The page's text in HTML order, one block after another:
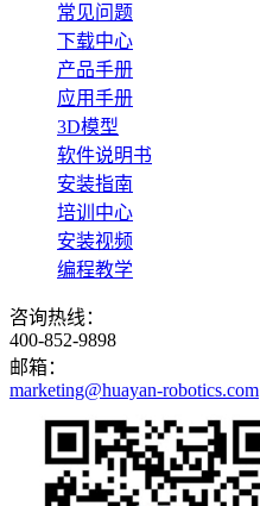
常见问题
下载中心
产品手册
应用手册
3D模型
软件说明书
安装指南
培训中心
安装视频
编程教学
咨询热线：
400-852-9898
邮箱：
marketing@huayan-robotics.com